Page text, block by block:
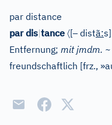
par distance
par dis|tance 〈[–distã:s]
Entfernung; mit jmdm.
freundschaftlich [frz.,